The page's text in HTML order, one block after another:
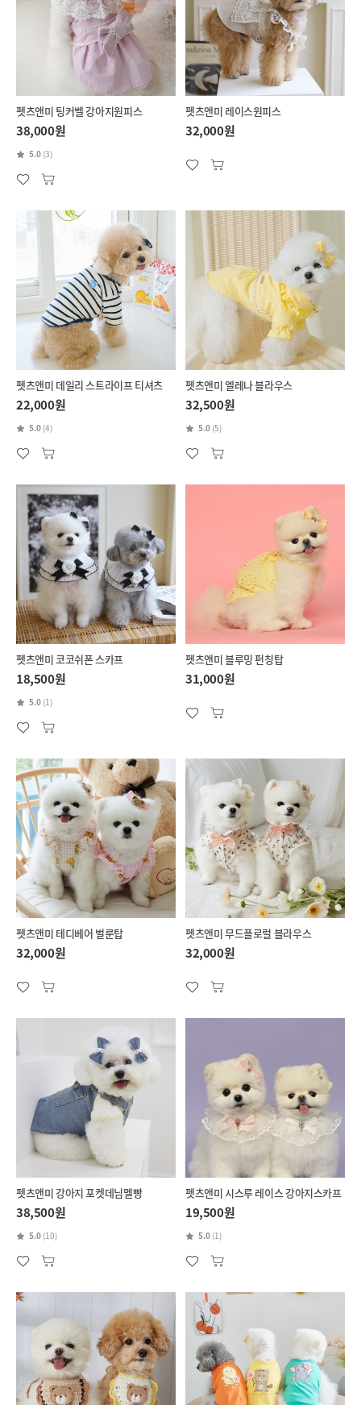
펫츠앤미 팅커벨 강아지원피스
38,000원
5.0 (3)
펫츠앤미 레이스원피스
32,000원
펫츠앤미 데일리 스트라이프 티셔츠
22,000원
5.0 (4)
펫츠앤미 엘레나 블라우스
32,500원
5.0 (5)
펫츠앤미 코코쉬폰 스카프
18,500원
5.0 (1)
펫츠앤미 블루밍 펀칭탑
31,000원
펫츠앤미 테디베어 벌룬탑
32,000원
펫츠앤미 무드플로럴 블라우스
32,000원
펫츠앤미 강아지 포켓데님멜빵
38,500원
5.0 (10)
펫츠앤미 시스루 레이스 강아지스카프
19,500원
5.0 (1)